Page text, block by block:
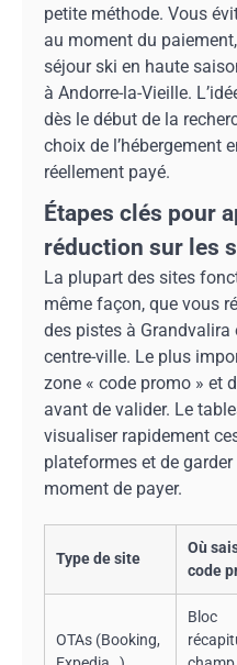
petite méthode. Vous
au moment du
séjour ski en haute
à Andorre-la-Vieille.
dès le début de la
choix de l’hébergement
réellement payé.
Étapes clés pour
réduction sur les
La plupart des sites
même façon, que vous
des pistes à
centre-ville. Le plus
zone « code promo » et
avant de valider. Le
visualiser rapidement
plateformes et de
moment de payer.
Type de site
Où
code
OTAs (Booking,
Bloc